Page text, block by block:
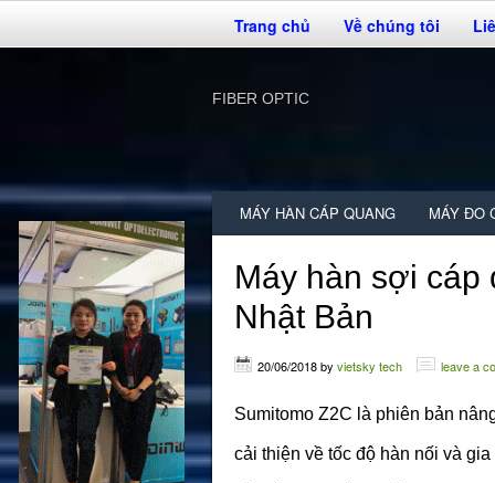
Trang chủ Về chúng tôi
FIBER OPTIC
MÁY HÀN CÁP QUANG MÁY ĐO
Máy hàn sợi cáp
Nhật Bản
20/06/2018by vietsky tech leave a
Sumitomo Z2C là phiên bản
cải thiện về tốc độ hàn nối và